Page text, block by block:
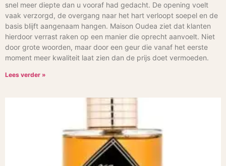
snel meer diepte dan u vooraf had gedacht. De opening voelt
vaak verzorgd, de overgang naar het hart verloopt soepel en de
basis blijft aangenaam hangen. Maison Oudea ziet dat klanten
hierdoor verrast raken op een manier die oprecht aanvoelt. Niet
door grote woorden, maar door een geur die vanaf het eerste
moment meer kwaliteit laat zien dan de prijs doet vermoeden.
Lees verder »